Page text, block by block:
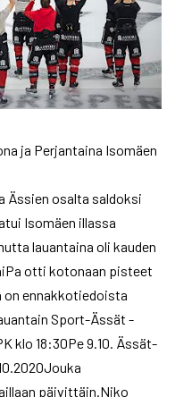
ja Perjantaina Isomäen
Ässien osalta saldoksi
Isomäen illassa
lauantaina oli kauden
otti kotonaan pisteet
on ennakkotiedoista
Sport-Ässät -
klo 18:30​​​​​​​Pe 9.10. Ässät-
päivittäin.Niko